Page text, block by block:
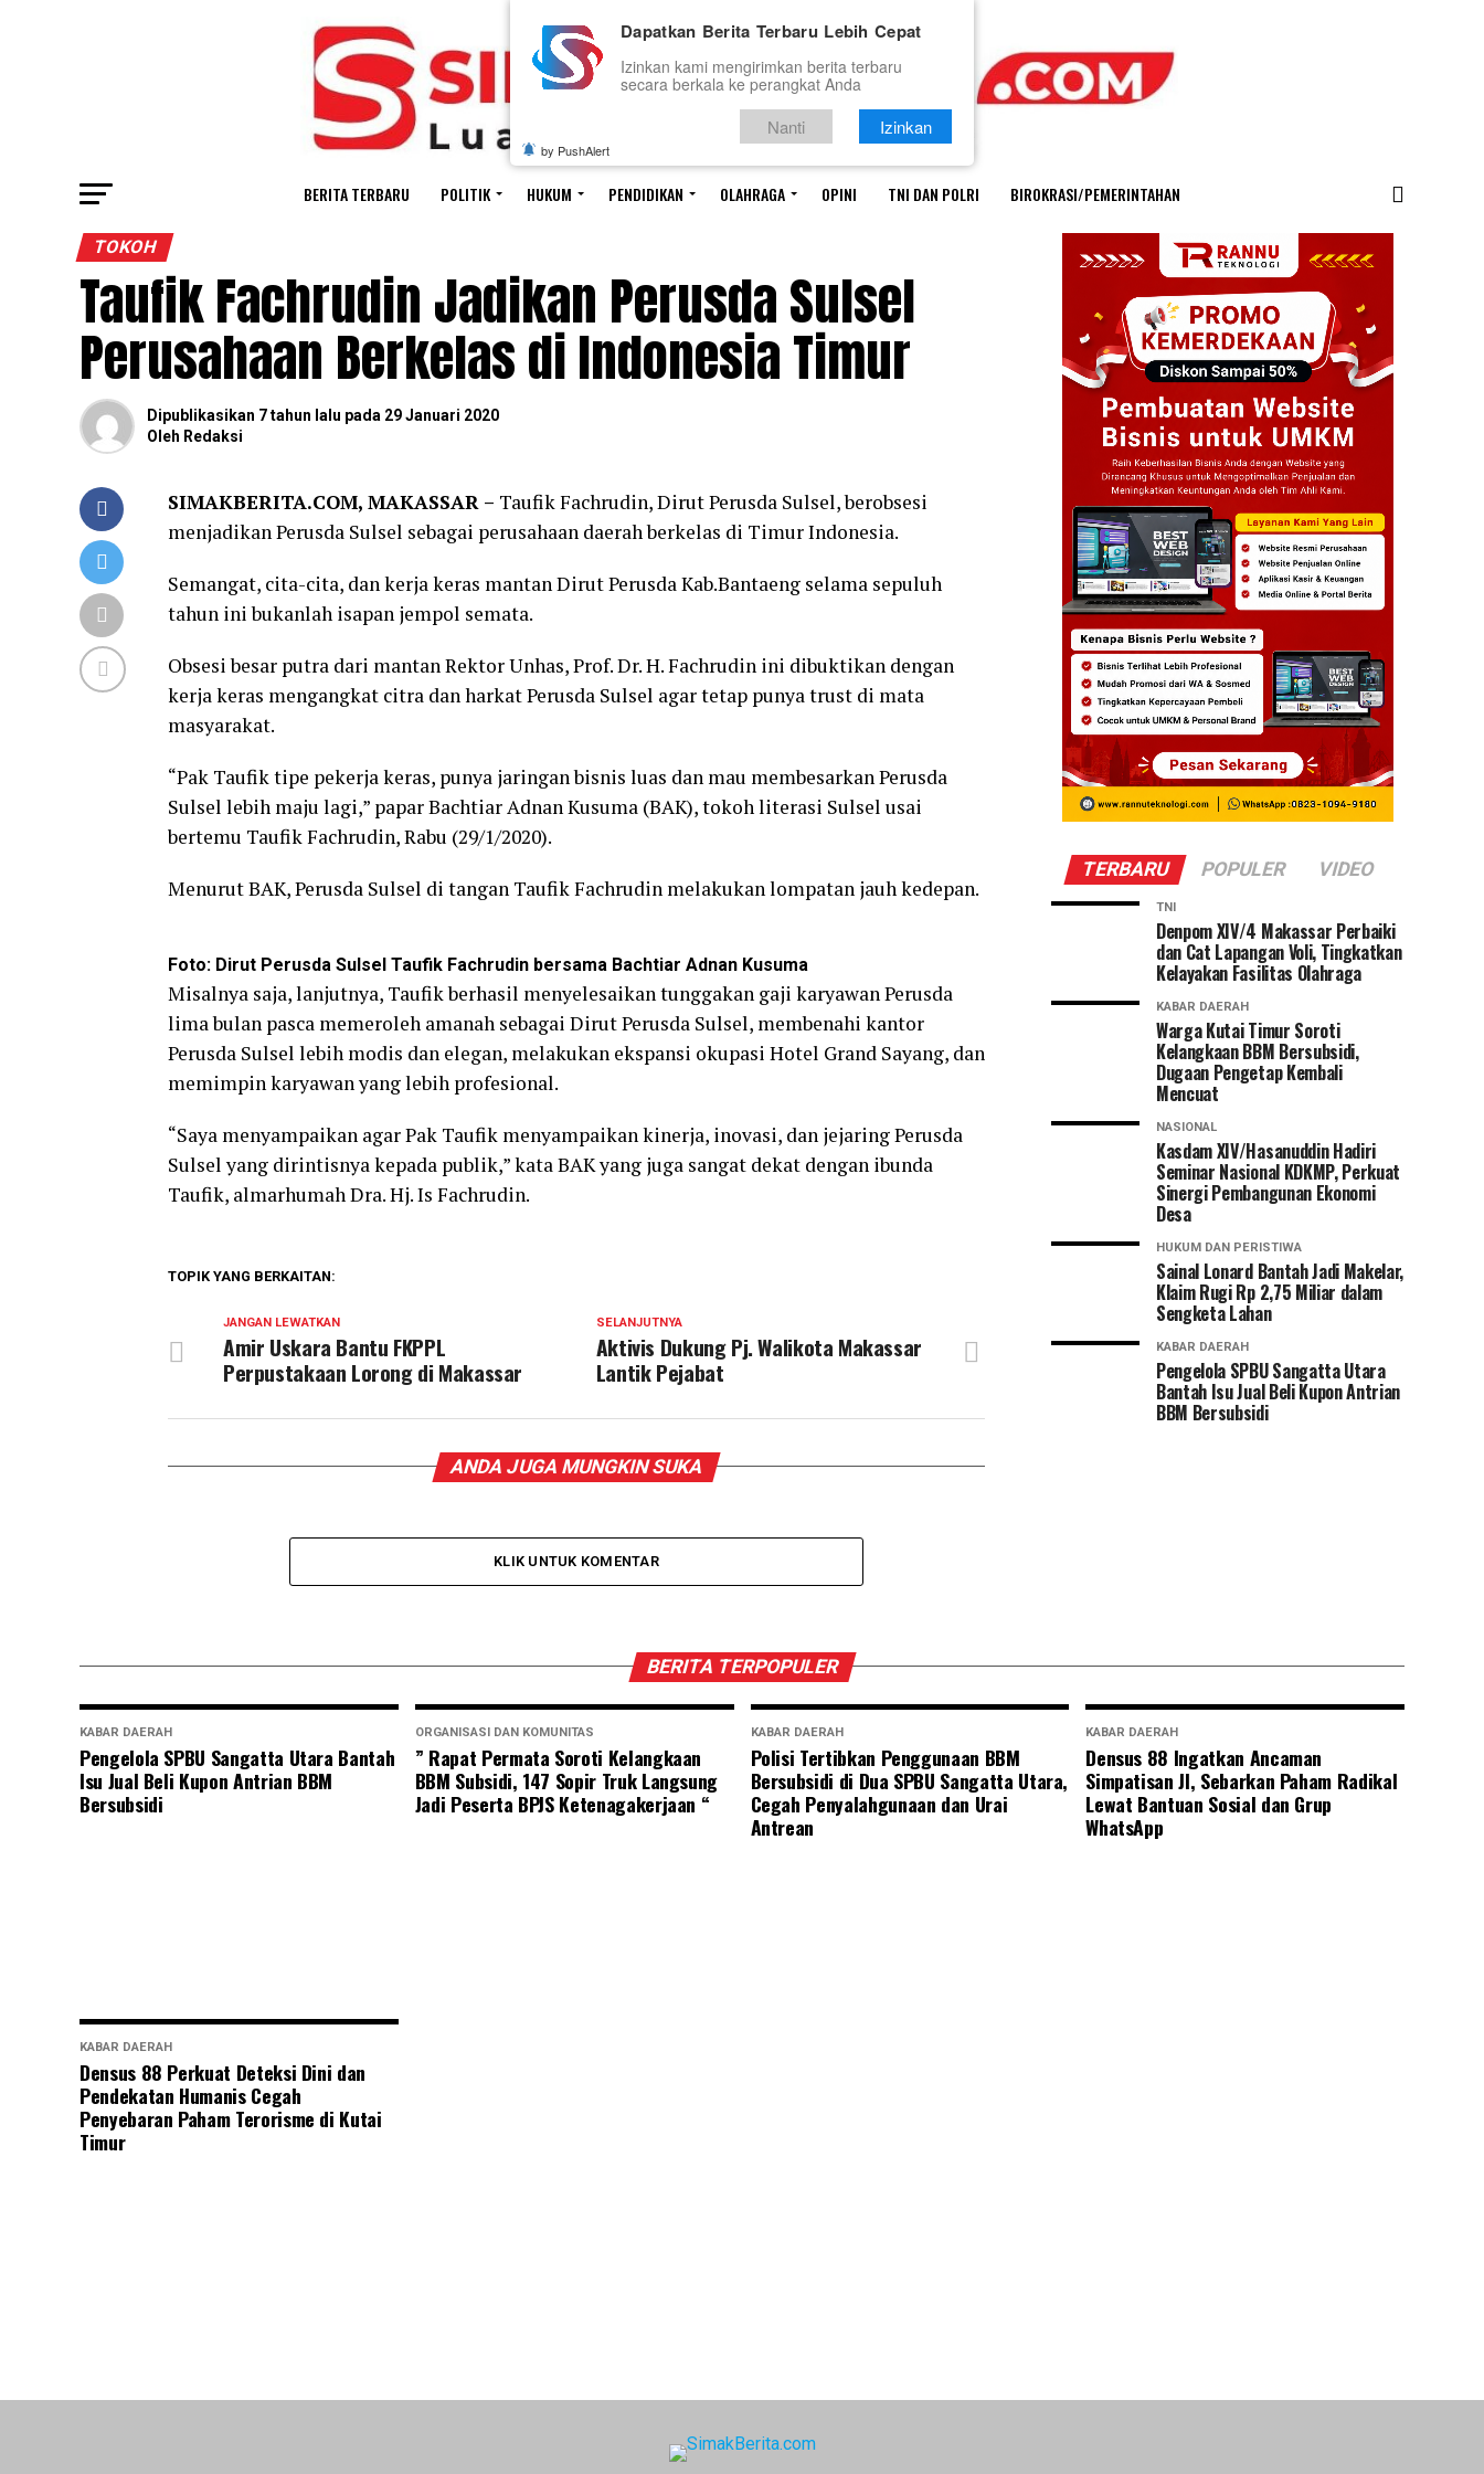
BERITA TERBARU POLITIK HUKUM PENDIDIKAN OLAHRAGA OPINI TNI DAN POLRI BIROKRASI/PEMERINTAHAN
TOKOH
Taufik Fachrudin Jadikan Perusda Sulsel
Perusahaan Berkelas di Indonesia Timur
Dipublikasikan 7 tahun lalu pada 29 Januari 2020
Oleh Redaksi
SIMAKBERITA.COM, MAKASSAR – Taufik Fachrudin, Dirut Perusda Sulsel, berobsesi
menjadikan Perusda Sulsel sebagai perusahaan daerah berkelas di Timur Indonesia.
Semangat, cita-cita, dan kerja keras mantan Dirut Perusda Kab.Bantaeng selama sepuluh
tahun ini bukanlah isapan jempol semata.
Obsesi besar putra dari mantan Rektor Unhas, Prof. Dr. H. Fachrudin ini dibuktikan dengan
kerja keras mengangkat citra dan harkat Perusda Sulsel agar tetap punya trust di mata
masyarakat.
“Pak Taufik tipe pekerja keras, punya jaringan bisnis luas dan mau membesarkan Perusda
Sulsel lebih maju lagi,” papar Bachtiar Adnan Kusuma (BAK), tokoh literasi Sulsel usai
bertemu Taufik Fachrudin, Rabu (29/1/2020).
Menurut BAK, Perusda Sulsel di tangan Taufik Fachrudin melakukan lompatan jauh kedepan.
Foto: Dirut Perusda Sulsel Taufik Fachrudin bersama Bachtiar Adnan Kusuma
Misalnya saja, lanjutnya, Taufik berhasil menyelesaikan tunggakan gaji karyawan Perusda
lima bulan pasca memeroleh amanah sebagai Dirut Perusda Sulsel, membenahi kantor
Perusda Sulsel lebih modis dan elegan, melakukan ekspansi okupasi Hotel Grand Sayang, dan
memimpin karyawan yang lebih profesional.
“Saya menyampaikan agar Pak Taufik menyampaikan kinerja, inovasi, dan jejaring Perusda
Sulsel yang dirintisnya kepada publik,” kata BAK yang juga sangat dekat dengan ibunda
Taufik, almarhumah Dra. Hj. Is Fachrudin.
TOPIK YANG BERKAITAN:
SELANJUTNYA
Aktivis Dukung Pj. Walikota Makassar
Lantik Pejabat
JANGAN LEWATKAN
Amir Uskara Bantu FKPPL
Perpustakaan Lorong di Makassar
ANDA JUGA MUNGKIN SUKA
KLIK UNTUK KOMENTAR
TERBARU POPULER VIDEO
TNI
Denpom XIV/4 Makassar Perbaiki
dan Cat Lapangan Voli, Tingkatkan
Kelayakan Fasilitas Olahraga
KABAR DAERAH
Warga Kutai Timur Soroti
Kelangkaan BBM Bersubsidi,
Dugaan Pengetap Kembali
Mencuat
NASIONAL
Kasdam XIV/Hasanuddin Hadiri
Seminar Nasional KDKMP, Perkuat
Sinergi Pembangunan Ekonomi
Desa
HUKUM DAN PERISTIWA
Sainal Lonard Bantah Jadi Makelar,
Klaim Rugi Rp 2,75 Miliar dalam
Sengketa Lahan
KABAR DAERAH
Pengelola SPBU Sangatta Utara
Bantah Isu Jual Beli Kupon Antrian
BBM Bersubsidi
BERITA TERPOPULER
KABAR DAERAH
Pengelola SPBU Sangatta Utara Bantah
Isu Jual Beli Kupon Antrian BBM
Bersubsidi
ORGANISASI DAN KOMUNITAS
” Rapat Permata Soroti Kelangkaan
BBM Subsidi, 147 Sopir Truk Langsung
Jadi Peserta BPJS Ketenagakerjaan “
KABAR DAERAH
Polisi Tertibkan Penggunaan BBM
Bersubsidi di Dua SPBU Sangatta Utara,
Cegah Penyalahgunaan dan Urai
Antrean
KABAR DAERAH
Densus 88 Ingatkan Ancaman
Simpatisan JI, Sebarkan Paham Radikal
Lewat Bantuan Sosial dan Grup
WhatsApp
KABAR DAERAH
Densus 88 Perkuat Deteksi Dini dan
Pendekatan Humanis Cegah
Penyebaran Paham Terorisme di Kutai
Timur
Dapatkan Berita Terbaru Lebih Cepat
Izinkan kami mengirimkan berita terbaru
secara berkala ke perangkat Anda
Nanti Izinkan
by PushAlert